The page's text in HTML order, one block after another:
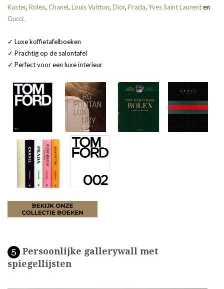
Kuster, Rolex, Chanel, Louis Vuitton, Dior, Prada, Yves Saint Laurenten
Gucci.
✓ Luxe koffietafelboeken
✓ Prachtig op de salontafel
✓ Perfect voor een luxe interieur
Persoonlijke gallerywall met
spiegellijsten